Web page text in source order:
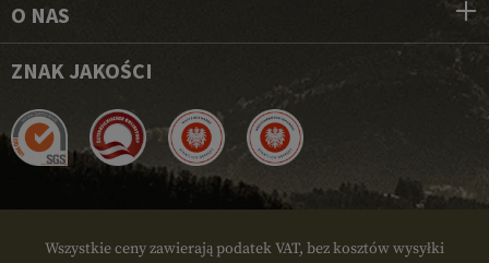
O NAS
ZNAK JAKOŚCI
Wszystkie ceny zawierają podatek VAT, bez kosztów wysyłki